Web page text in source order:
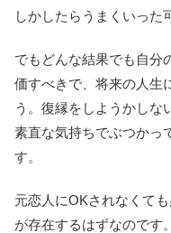
しかしたらうまくいった
でもどんな結果でも自分
価すべきで、将来の人生
う。復縁をしようかしな
素直な気持ちでぶつかっ
す。
元恋人にOKされなくて
が存在するはずなのです